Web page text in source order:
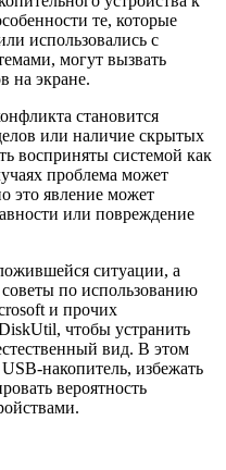
те, которые
использовались с
могут вызвать
на экране.
становится
или наличие скрытых
восприняты системой как
проблема может
это явление может
или повреждение
ситуации, а
по использованию
и прочих
чтобы устранить
вид. В этом
накопитель, избежать
вероятность